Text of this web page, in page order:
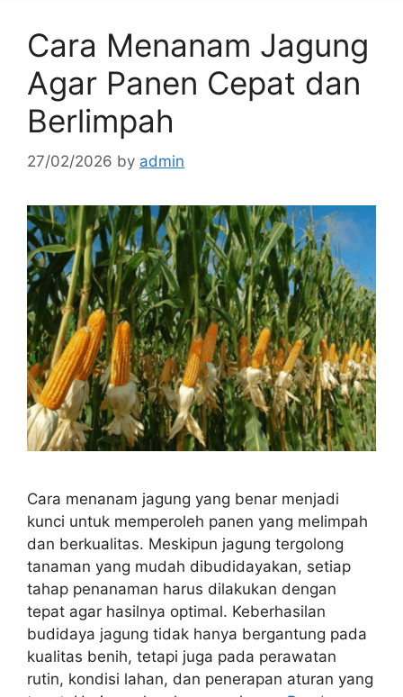
Cara Menanam Jagung
Agar Panen Cepat dan
Berlimpah
27/02/2026 by admin
Cara menanam jagung yang benar menjadi
kunci untuk memperoleh panen yang melimpah
dan berkualitas. Meskipun jagung tergolong
tanaman yang mudah dibudidayakan, setiap
tahap penanaman harus dilakukan dengan
tepat agar hasilnya optimal. Keberhasilan
budidaya jagung tidak hanya bergantung pada
kualitas benih, tetapi juga pada perawatan
rutin, kondisi lahan, dan penerapan aturan yang